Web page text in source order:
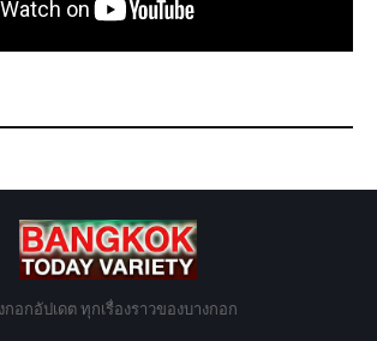
กอกอัปเดต ทุกเรื่องราวของบางกอก